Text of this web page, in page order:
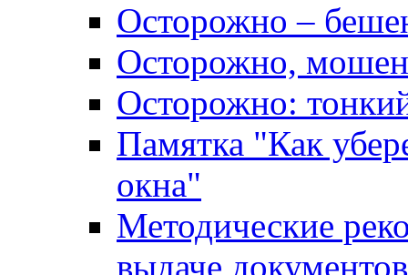
Осторожно –
Осторожно,
Осторожно:
Памятка "Как
окна"
Методические
выдаче